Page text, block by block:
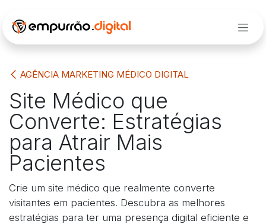
AGÊNCIA MARKETING MÉDICO DIGITAL
Site Médico que
Converte: Estratégias
para Atrair Mais
Pacientes
Crie um site médico que realmente converte
visitantes em pacientes. Descubra as melhores
estratégias para ter uma presença digital eficiente e